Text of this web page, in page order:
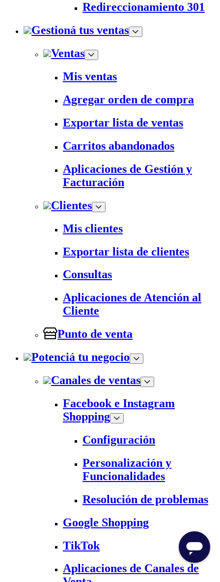
Redireccionamiento 301
Gestioná tus ventas
Ventas
Mis ventas
Agregar orden de compra
Exportar lista de ventas
Carritos abandonados
Aplicaciones de Gestión y
Facturación
Clientes
Mis clientes
Exportar lista de clientes
Consultas
Aplicaciones de Atención al
Cliente
Punto de venta
Potenciá tu negocio
Canales de ventas
Facebook e Instagram
Shopping
Configuración
Personalización y
Funcionalidades
Resolución de problemas
Google Shopping
TikTok
Aplicaciones de Canales de